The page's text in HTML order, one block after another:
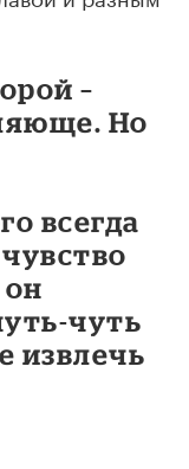
–
Но
всегда
он
чуть
извлечь